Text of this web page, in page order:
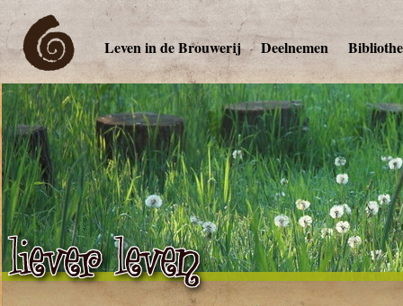
Leven in de Brouwerij Deelnemen